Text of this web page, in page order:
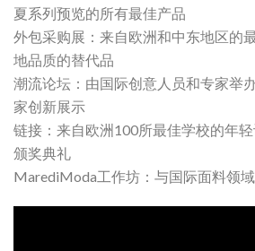
夏系列预览的所有最佳产品
外包采购展：来自欧洲和中东地区的
地品质的替代品
潮流论坛：由国际创意人员和专家举
家创新展示
链接：来自欧洲100所最佳学校的年
颁奖典礼
MarediModa工作坊：与国际面料领